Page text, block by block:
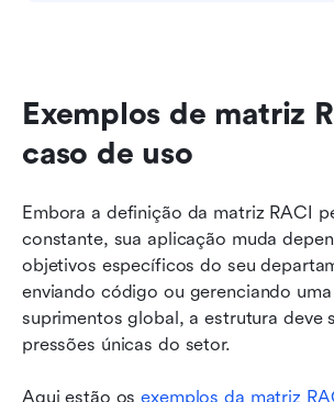
Exemplos de matriz
caso de uso
Embora a definição da matriz RACI
constante, sua aplicação muda
objetivos específicos do seu
enviando código ou gerenciando
suprimentos global, a estrutura deve
pressões únicas do setor.
Aqui estão os exemplos da matriz